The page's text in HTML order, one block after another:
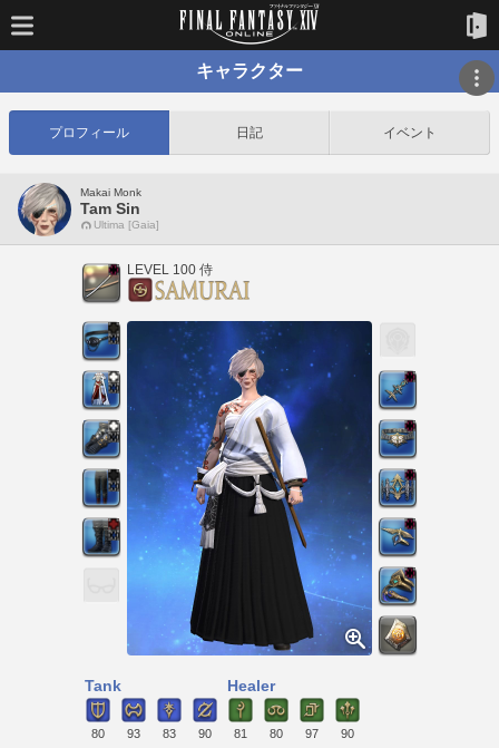
キャラクター
プロフィール 日記 イベント
Makai Monk
Tam Sin
Ultima [Gaia]
LEVEL 100 侍
Tank
80 93 83 90
Healer
81 80 97 90